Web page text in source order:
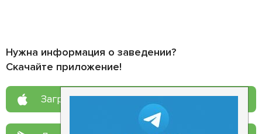
Нужна информация о заведении?
Скачайте приложение!
Загрузите в App Store